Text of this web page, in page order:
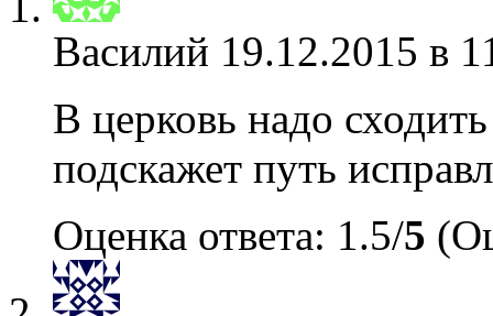
Василий 19.12.2015 в
В церковь надо
подскажет путь
Оценка ответа: 1.5/5